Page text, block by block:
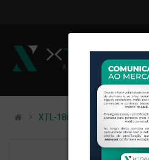
XTL-186 - (VERGALHÃO5/